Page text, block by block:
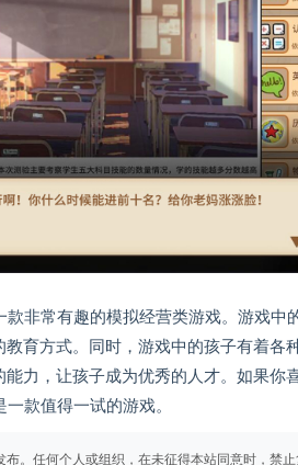
非常有趣的模拟经营类游戏。游戏中
育方式。同时，游戏中的孩子有着各
力，让孩子成为优秀的人才。如果你
款值得一试的游戏。
。任何个人或组织，在未征得本站同意时，禁止